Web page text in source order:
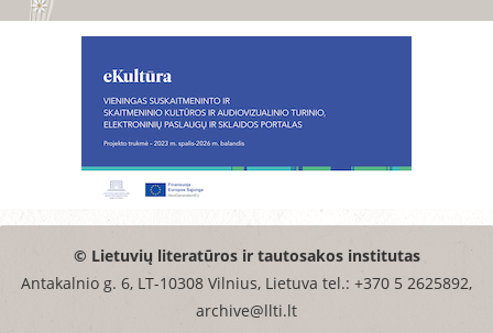
© Lietuvių literatūros ir tautosakos institutas
Antakalnio g. 6, LT-10308 Vilnius, Lietuva tel.: +370 5 2625892,
archive@llti.lt